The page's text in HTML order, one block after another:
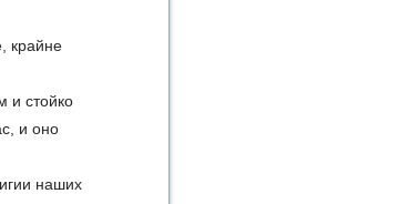
крайне
и стойко
и оно
наших